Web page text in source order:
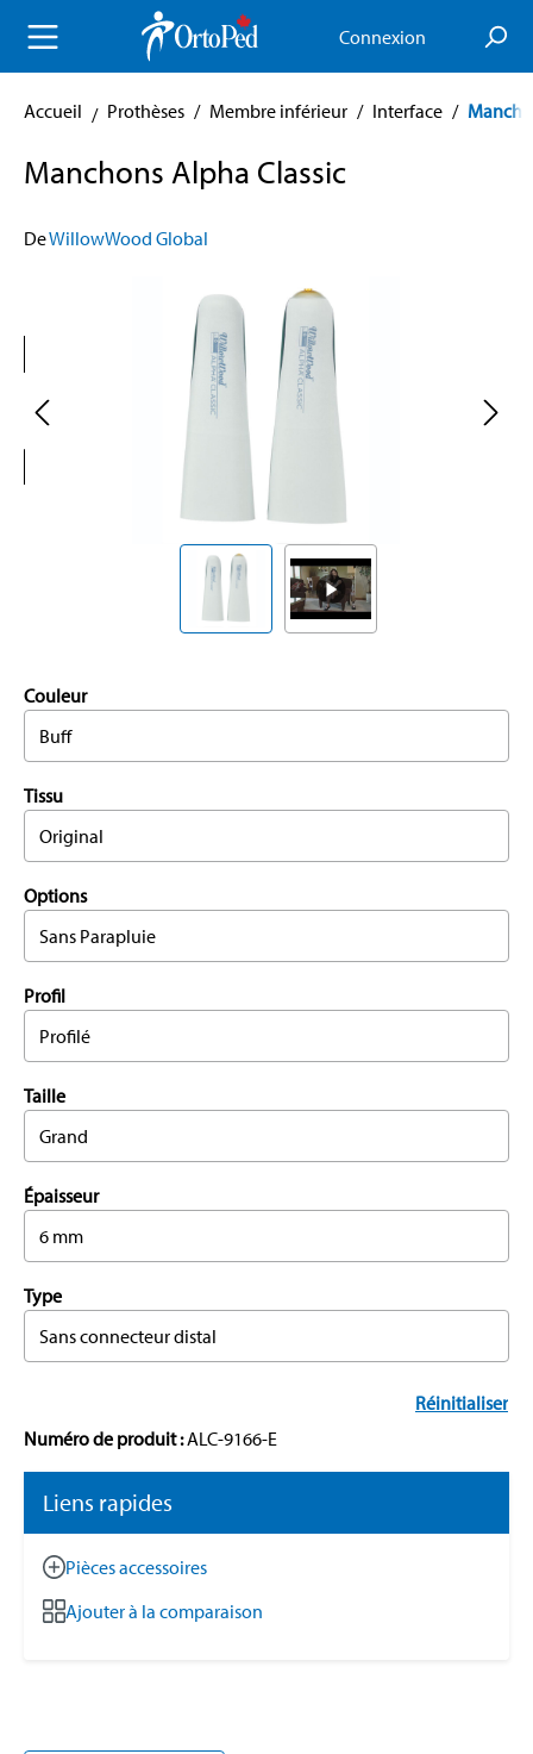
principal Connexion
Accueil Prothèses / Membre inférieur / Interface /
Manchons Alpha Classic
DeWillowWood Global
Couleur
Buff
Tissu
Original
Options
Sans Parapluie
Profil
Profilé
Taille
Grand
Épaisseur
6 mm
Type
Sans connecteur distal
Réinitialiser
Numéro de produit :ALC-9166-E
Liens rapides
Pièces accessoires
Ajouter à la comparaison